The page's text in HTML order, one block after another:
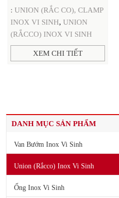
DANH MỤC SẢN PHẨM
Van Bướm Inox Vi Sinh
Union (Rắcco) Inox Vi Sinh
Ống Inox Vi Sinh
: UNION (RẮC CO), CLAMP
INOX VI SINH, UNION
(RẮCCO) INOX VI SINH
XEM CHI TIẾT